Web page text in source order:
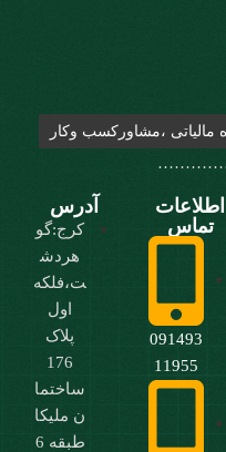
،مشاورکسب وکار
اطلاعات
تماس
091493
11955
آدرس
کرج:گو
هردش
ت،فلکه
اول
پلاک
176
ساختما
ن ملیکا
طبقه 6